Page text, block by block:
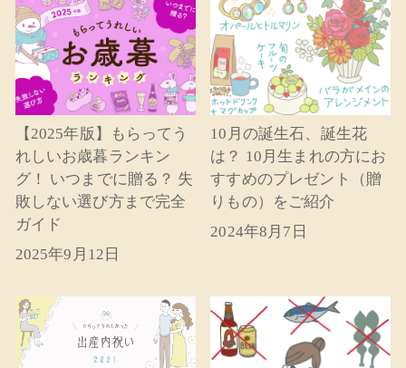
【2025年版】もらってう
れしいお歳暮ランキン
グ！ いつまでに贈る？ 失
敗しない選び方まで完全
ガイド
2025年9月12日
10月の誕生石、誕生花
は？ 10月生まれの方にお
すすめのプレゼント（贈
りもの）をご紹介
2024年8月7日